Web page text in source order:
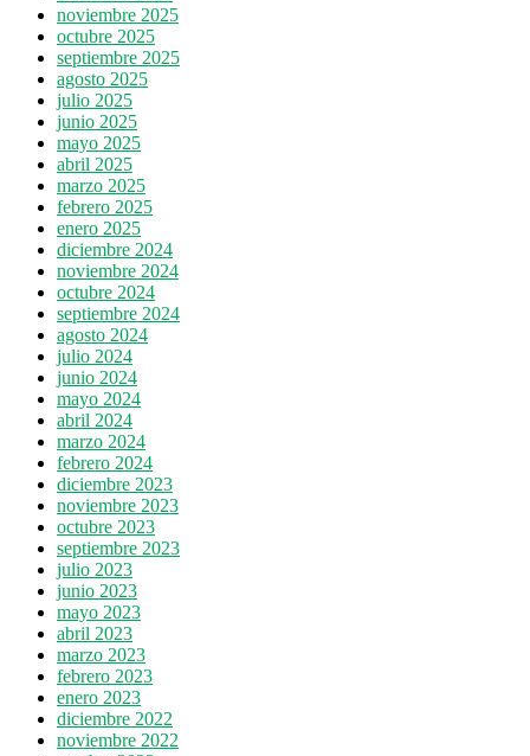
noviembre 2025
octubre 2025
septiembre 2025
agosto 2025
julio 2025
junio 2025
mayo 2025
abril 2025
marzo 2025
febrero 2025
enero 2025
diciembre 2024
noviembre 2024
octubre 2024
septiembre 2024
agosto 2024
julio 2024
junio 2024
mayo 2024
abril 2024
marzo 2024
febrero 2024
diciembre 2023
noviembre 2023
octubre 2023
septiembre 2023
julio 2023
junio 2023
mayo 2023
abril 2023
marzo 2023
febrero 2023
enero 2023
diciembre 2022
noviembre 2022